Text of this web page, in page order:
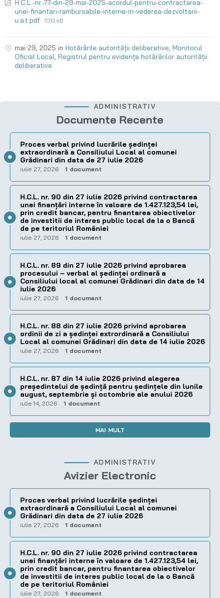
H.C.L.-nr.-77-din-29-mai-2025-acordul-pentru-contractarea-
unei-finantari-rambursabile-interne-in-vederea-dezvoltarii-
u.a.t.pdf
1013 kB
mai 29, 2025 in Hotărârile autorității deliberative, Monitorul
Oficial Local, Registrul pentru evidența hotărârilor autorității
deliberative
ADMINISTRATIV
Documente Recente
Proces verbal privind lucrările ședinței
extraordinară a Consiliului Local al comunei
Grădinari din data de 27 iulie 2026
iulie 27, 2026 1 document
H.C.L. nr. 90 din 27 iulie 2026 privind contractarea
unei finanțări interne în valoare de 1.427.123,54 lei,
prin credit bancar, pentru finantarea obiectivelor
de investitii de interes public local de la o Bancă
de pe teritoriul României
iulie 27, 2026 1 document
H.C.L. nr. 89 din 27 iulie 2026 privind aprobarea
procesului – verbal al şedinţei ordinară a
Consiliului local al comunei Grădinari din data de 14
iulie 2026
iulie 27, 2026 1 document
H.C.L. nr. 88 din 27 iulie 2026 privind aprobarea
ordinii de zi a şedinţei extrordinară a Consiliului
Local al comunei Grădinari din data de 14 iulie 2026
iulie 27, 2026 1 document
H.C.L. nr. 87 din 14 iulie 2026 privind alegerea
preşedintelui de şedinţă pentru ședințele din lunile
august, septembrie și octombrie ale anului 2026
iulie 14, 2026 1 document
MAI MULT
ADMINISTRATIV
Avizier Electronic
Proces verbal privind lucrările ședinței
extraordinară a Consiliului Local al comunei
Grădinari din data de 27 iulie 2026
iulie 27, 2026 1 document
H.C.L. nr. 90 din 27 iulie 2026 privind contractarea
unei finanțări interne în valoare de 1.427.123,54 lei,
prin credit bancar, pentru finantarea obiectivelor
de investitii de interes public local de la o Bancă
de pe teritoriul României
iulie 27, 2026 1 document